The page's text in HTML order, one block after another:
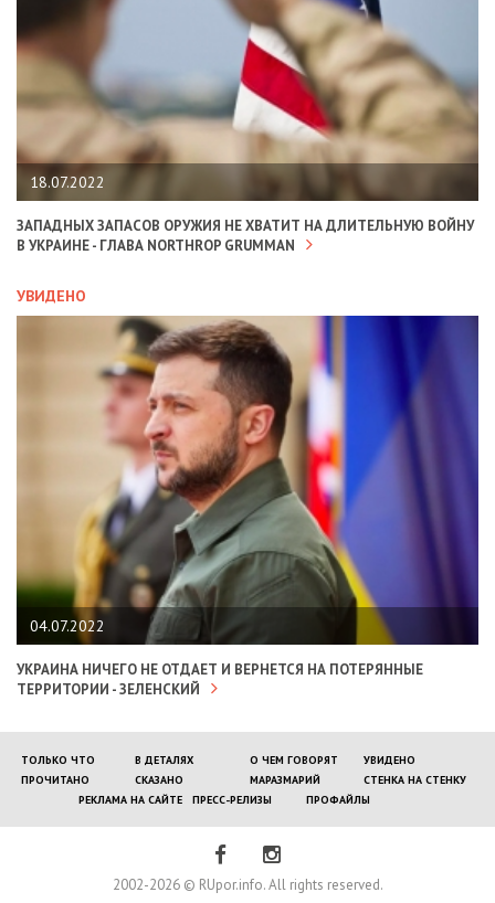
18.07.2022
ЗАПАДНЫХ ЗАПАСОВ ОРУЖИЯ НЕ ХВАТИТ НА ДЛИТЕЛЬНУЮ ВОЙНУ
В УКРАИНЕ - ГЛАВА NORTHROP GRUMMAN
УВИДЕНО
04.07.2022
УКРАИНА НИЧЕГО НЕ ОТДАЕТ И ВЕРНЕТСЯ НА ПОТЕРЯННЫЕ
ТЕРРИТОРИИ - ЗЕЛЕНСКИЙ
ТОЛЬКО ЧТО В ДЕТАЛЯХ О ЧЕМ ГОВОРЯТ
УВИДЕНО
ПРОЧИТАНО
СКАЗАНО МАРАЗМАРИЙ
СТЕНКА НА СТЕНКУ
РЕКЛАМА НА САЙТЕ
ПРЕСС-РЕЛИЗЫ ПРОФАЙЛЫ
2002-2026 © RUpor.info. All rights reserved.